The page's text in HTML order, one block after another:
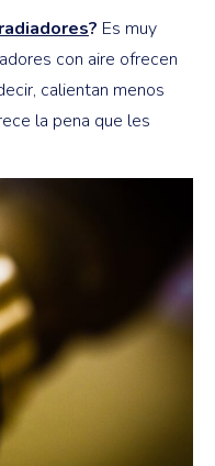
? Es muy
con aire ofrecen
calientan menos
la pena que les